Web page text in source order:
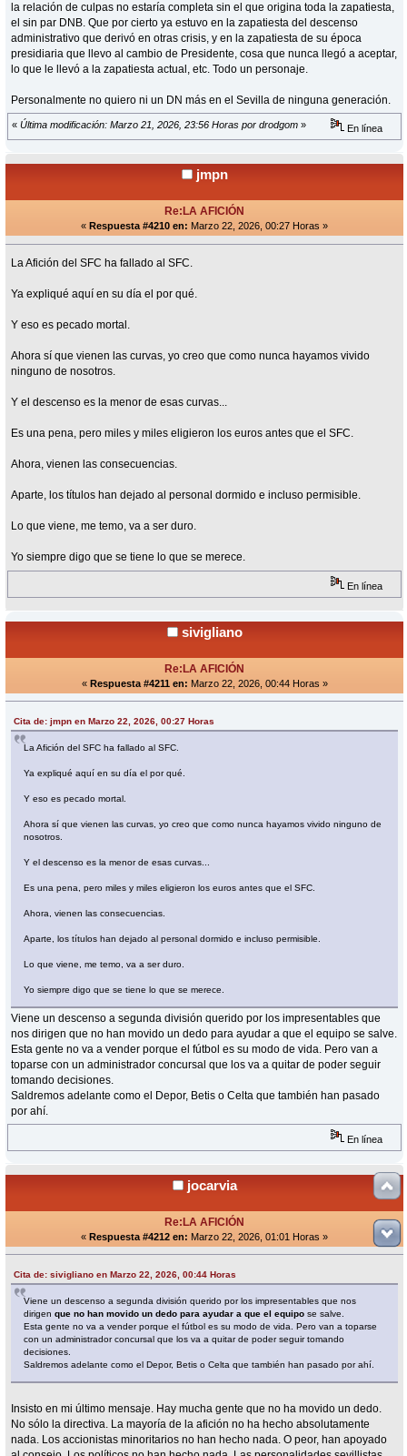
la relación de culpas no estaría completa sin el que origina toda la zapatiesta,
el sin par DNB. Que por cierto ya estuvo en la zapatiesta del descenso
administrativo que derivó en otras crisis, y en la zapatiesta de su época
presidiaria que llevo al cambio de Presidente, cosa que nunca llegó a aceptar,
lo que le llevó a la zapatiesta actual, etc. Todo un personaje.
Personalmente no quiero ni un DN más en el Sevilla de ninguna generación.
« Última modificación: Marzo 21, 2026, 23:56 Horas por drodgom » En línea
jmpn
Re:LA AFICIÓN
« Respuesta #4210 en: Marzo 22, 2026, 00:27 Horas »
La Afición del SFC ha fallado al SFC.
Ya expliqué aquí en su día el por qué.
Y eso es pecado mortal.
Ahora sí que vienen las curvas, yo creo que como nunca hayamos vivido
ninguno de nosotros.
Y el descenso es la menor de esas curvas...
Es una pena, pero miles y miles eligieron los euros antes que el SFC.
Ahora, vienen las consecuencias.
Aparte, los títulos han dejado al personal dormido e incluso permisible.
Lo que viene, me temo, va a ser duro.
Yo siempre digo que se tiene lo que se merece.
En línea
sivigliano
Re:LA AFICIÓN
« Respuesta #4211 en: Marzo 22, 2026, 00:44 Horas »
Cita de: jmpn en Marzo 22, 2026, 00:27 Horas
La Afición del SFC ha fallado al SFC.
Ya expliqué aquí en su día el por qué.
Y eso es pecado mortal.
Ahora sí que vienen las curvas, yo creo que como nunca hayamos vivido ninguno de
nosotros.
Y el descenso es la menor de esas curvas...
Es una pena, pero miles y miles eligieron los euros antes que el SFC.
Ahora, vienen las consecuencias.
Aparte, los títulos han dejado al personal dormido e incluso permisible.
Lo que viene, me temo, va a ser duro.
Yo siempre digo que se tiene lo que se merece.
Viene un descenso a segunda división querido por los impresentables que
nos dirigen que no han movido un dedo para ayudar a que el equipo se salve.
Esta gente no va a vender porque el fútbol es su modo de vida. Pero van a
toparse con un administrador concursal que los va a quitar de poder seguir
tomando decisiones.
Saldremos adelante como el Depor, Betis o Celta que también han pasado
por ahí.
En línea
jocarvia
Re:LA AFICIÓN
« Respuesta #4212 en: Marzo 22, 2026, 01:01 Horas »
Cita de: sivigliano en Marzo 22, 2026, 00:44 Horas
Viene un descenso a segunda división querido por los impresentables que nos
dirigenque no han movido un dedo para ayudar a que el equipo se salve.
Esta gente no va a vender porque el fútbol es su modo de vida. Pero van a toparse
con un administrador concursal que los va a quitar de poder seguir tomando
decisiones.
Saldremos adelante como el Depor, Betis o Celta que también han pasado por ahí.
Insisto en mi último mensaje. Hay mucha gente que no ha movido un dedo.
No sólo la directiva. La mayoría de la afición no ha hecho absolutamente
nada. Los accionistas minoritarios no han hecho nada. O peor, han apoyado